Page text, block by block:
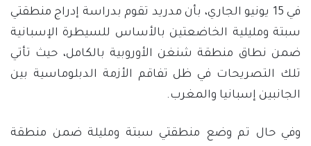
في 15 يونيو الجاري، بأن مدريد تقوم بدراسة إدراج منطقتي
سبتة ومليلية الخاضعتين بالأساس للسيطرة الإسبانية
ضمن نطاق منطقة شنغن الأوروبية بالكامل، حيث تأتي
تلك التصريحات في ظل تفاقم الأزمة الدبلوماسية بين
الجانبين إسبانيا والمغرب.
وفي حال تم وضع منطقتي سبتة ومليلة ضمن منطقة